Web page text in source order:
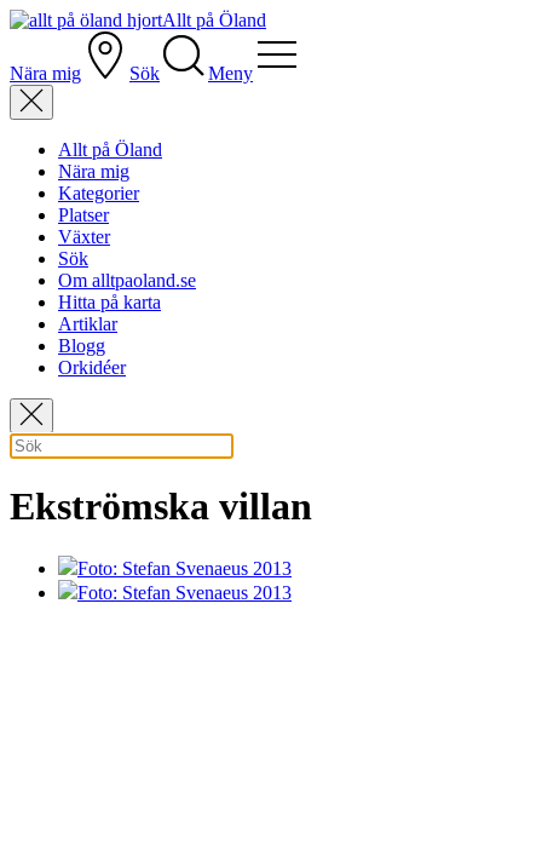
Allt på Öland
Nära mig Sök Meny
Allt på Öland
Nära mig
Kategorier
Platser
Växter
Sök
Om alltpaoland.se
Hitta på karta
Artiklar
Blogg
Orkidéer
Ekströmska villan
Foto: Stefan Svenaeus 2013
Foto: Stefan Svenaeus 2013